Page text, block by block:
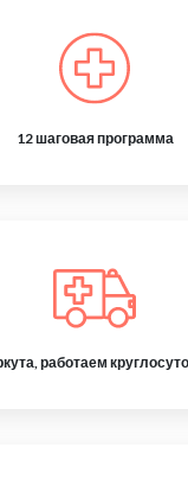
12 шаговая программа
работаем